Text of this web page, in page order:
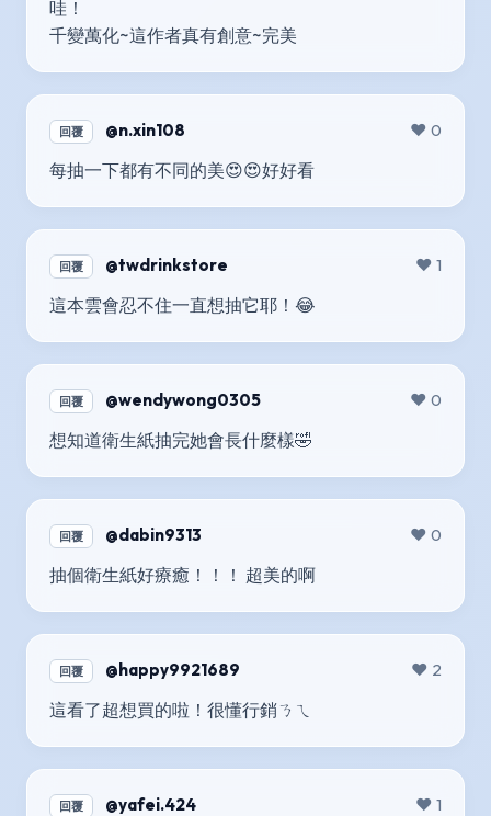
哇！
千變萬化~這作者真有創意~完美
回覆 @n.xin108 ❤️ 0
每抽一下都有不同的美😍😍好好看
回覆 @twdrinkstore ❤️ 1
這本雲會忍不住一直想抽它耶！😂
回覆 @wendywong0305 ❤️ 0
想知道衛生紙抽完她會長什麼樣🤣
回覆 @dabin9313 ❤️ 0
抽個衛生紙好療癒！！！ 超美的啊
回覆 @happy9921689 ❤️ 2
這看了超想買的啦！很懂行銷ㄋㄟ
回覆 @yafei.424 ❤️ 1